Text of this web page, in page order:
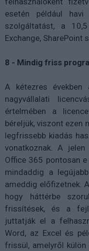
esetén például
szolgáltatást, a
Exchange, SharePoint
8 - Mindig friss
A kétezres
nagyvállalati
értelmében a
béreljük, viszont ezen
legfrissebb kiadás
vonatkoznak. A
Office 365 pontosan
mindaddig a
ameddig előfizetnek.
hogy háttérbe
frissítések, és a
juttatják el a
Word, az Excel és
frissül, amelyről